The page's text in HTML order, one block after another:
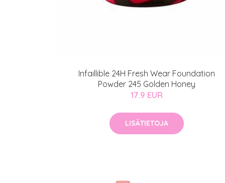
Infaillible 24H Fresh Wear Foundation
Powder 245 Golden Honey
17.9 EUR
LISÄTIETOJA